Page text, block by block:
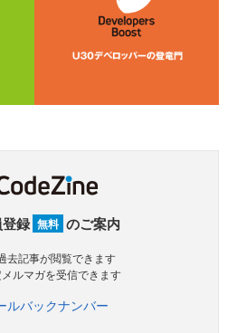
録 無料 のご案内
去記事が閲覧できます
メルマガを受信できます
ルバックナンバー